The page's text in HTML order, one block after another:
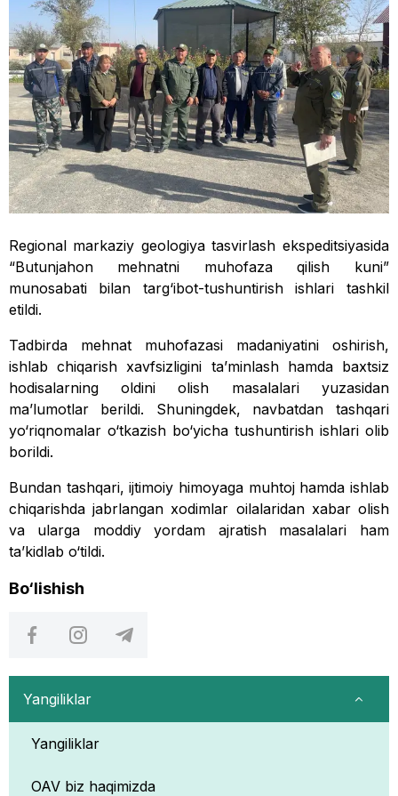
Regional markaziy geologiya tasvirlash ekspeditsiyasida
“Butunjahon mehnatni muhofaza qilish kuni”
munosabati bilan targ‘ibot-tushuntirish ishlari tashkil
etildi.
Tadbirda mehnat muhofazasi madaniyatini oshirish,
ishlab chiqarish xavfsizligini ta’minlash hamda baxtsiz
hodisalarning oldini olish masalalari yuzasidan
ma’lumotlar berildi. Shuningdek, navbatdan tashqari
yo‘riqnomalar o‘tkazish bo‘yicha tushuntirish ishlari olib
borildi.
Bundan tashqari, ijtimoiy himoyaga muhtoj hamda ishlab
chiqarishda jabrlangan xodimlar oilalaridan xabar olish
va ularga moddiy yordam ajratish masalalari ham
ta’kidlab o‘tildi.
Bo‘lishish
Yangiliklar
Yangiliklar
OAV biz haqimizda